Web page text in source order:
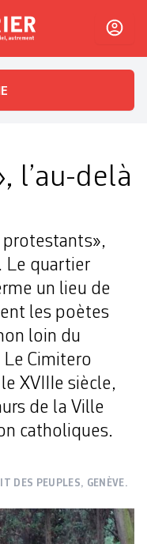
L'essentiel, autrement
l’au-delà
protestants»,
Le quartier
un lieu de
les poètes
loin du
Cimitero
XVIIIe siècle,
de la Ville
catholiques.
DES PEUPLES, GENÈVE.